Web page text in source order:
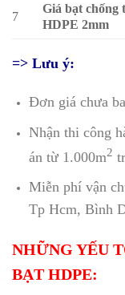
7
Giá bạt chống
HDPE 2mm
=> Lưu ý:
Đơn giá chưa
Nhận thi công
án từ 1.000m2
Miễn phí vận
Tp Hcm, Bình
NHỮNG YẾU
BẠT HDPE: